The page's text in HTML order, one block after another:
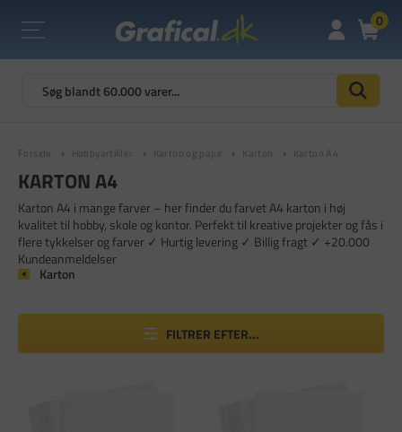
0
Forside Hobbyartikler Karton og papir Karton Karton A4
KARTON A4
Karton A4 i mange farver – her finder du farvet A4 karton i høj
kvalitet til hobby, skole og kontor. Perfekt til kreative projekter og fås i
flere tykkelser og farver ✓ Hurtig levering ✓ Billig fragt ✓ +20.000
Kundeanmeldelser
Karton
FILTRER EFTER...